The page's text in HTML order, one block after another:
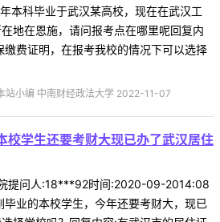
本科毕业于武汉某高校，现在在武汉工
地在恩施，请问报考点在哪里呢回复内
费证明，在报考我校的情况下可以选择
站小编 中南财经政法大学 2022-11-07
校学生还要考财大现已办了武汉居住
提问人:18***92时间:2020-09-2014:08
业的本校学生，今年还要考财大，现已